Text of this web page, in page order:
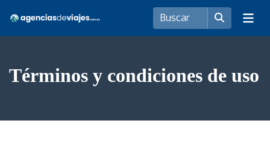
Términos y condiciones de uso